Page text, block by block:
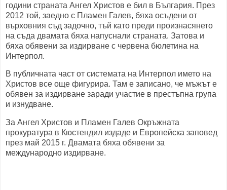
години страната Ангел Христов е бил в България. През
2012 той, заедно с Пламен Галев, бяха осъдени от
върховния съд задочно, тъй като преди произнасянето
на съда двамата бяха напуснали страната. Затова и
бяха обявени за издирване с червена бюлетина на
Интерпол.
В публичната част от системата на Интерпол името на
Христов все още фигурира. Там е записано, че мъжът е
обявен за издирване заради участие в престъпна група
и изнудване.
За Ангел Христов и Пламен Галев Окръжната
прокуратура в Кюстендил издаде и Европейска заповед
през май 2015 г. Двамата бяха обявени за
международно издирване.